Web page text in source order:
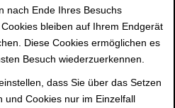
nach Ende Ihres Besuchs
bleiben auf Ihrem Endgerät
Diese Cookies ermöglichen es
Besuch wiederzuerkennen.
dass Sie über das Setzen
und Cookies nur im Einzelfall